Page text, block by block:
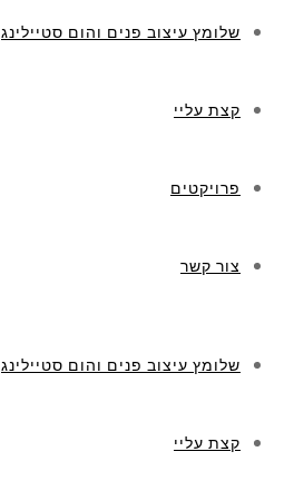
שלומץ עיצוב פנים והום סטיילינג
קצת עליי
פרויקטים
צור קשר
שלומץ עיצוב פנים והום סטיילינג
קצת עליי